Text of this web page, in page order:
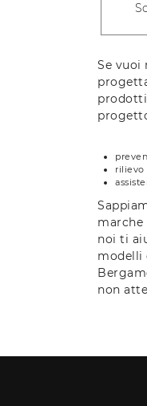
Se vuoi
rilievo
noi ti
modelli
non